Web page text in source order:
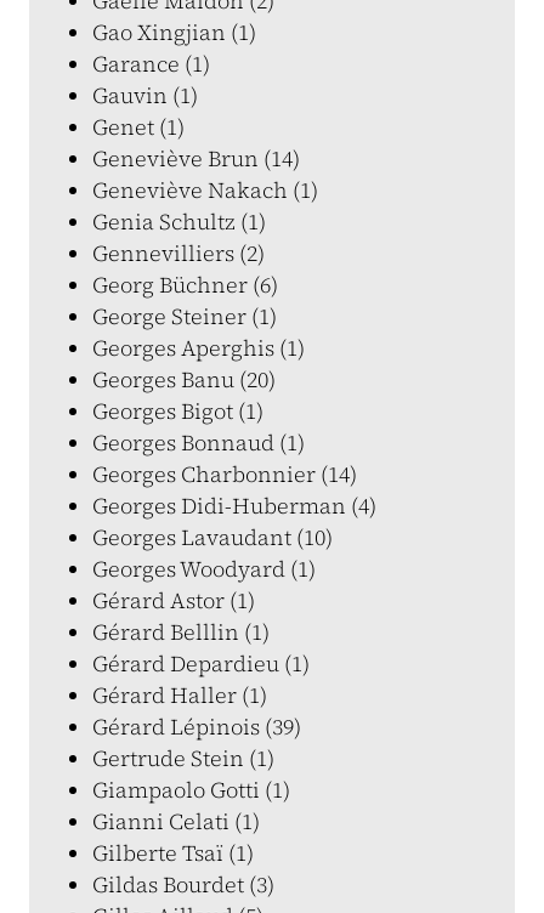
Gao Xingjian (1)
Garance (1)
Gauvin (1)
Genet (1)
Geneviève Brun (14)
Geneviève Nakach (1)
Genia Schultz (1)
Gennevilliers (2)
Georg Büchner (6)
George Steiner (1)
Georges Aperghis (1)
Georges Banu (20)
Georges Bigot (1)
Georges Bonnaud (1)
Georges Charbonnier (14)
Georges Didi-Huberman (4)
Georges Lavaudant (10)
Georges Woodyard (1)
Gérard Astor (1)
Gérard Belllin (1)
Gérard Depardieu (1)
Gérard Haller (1)
Gérard Lépinois (39)
Gertrude Stein (1)
Giampaolo Gotti (1)
Gianni Celati (1)
Gilberte Tsaï (1)
Gildas Bourdet (3)